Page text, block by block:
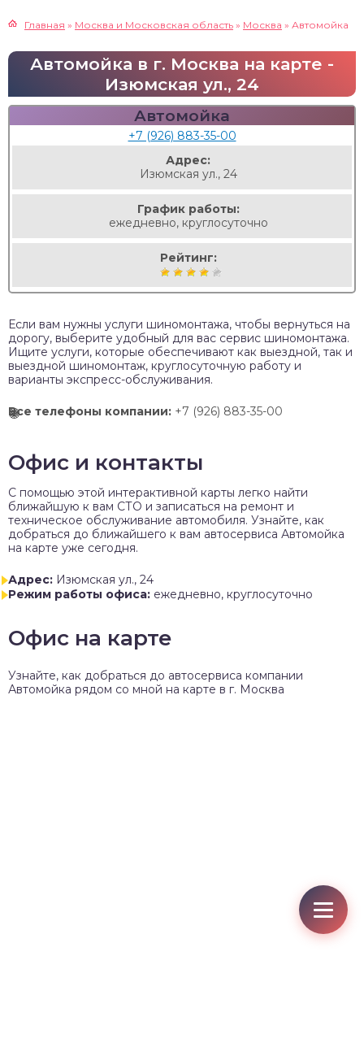
Главная » Москва и Московская область » Москва » Автомойка
Автомойка в г. Москва на карте -
Изюмская ул., 24
Автомойка
+7 (926) 883-35-00
Адрес:
Изюмская ул., 24
График работы:
ежедневно, круглосуточно
Рейтинг:
Если вам нужны услуги шиномонтажа, чтобы вернуться на
дорогу, выберите удобный для вас сервис шиномонтажа.
Ищите услуги, которые обеспечивают как выездной, так и
выездной шиномонтаж, круглосуточную работу и
варианты экспресс-обслуживания.
Все телефоны компании: +7 (926) 883-35-00
Офис и контакты
C помощью этой интерактивной карты легко найти
ближайшую к вам СТО и записаться на ремонт и
техническое обслуживание автомобиля. Узнайте, как
добраться до ближайшего к вам автосервиса Автомойка
на карте уже сегодня.
Адрес: Изюмская ул., 24
Режим работы офиса: ежедневно, круглосуточно
Офис на карте
Узнайте, как добраться до автосервиса компании
Автомойка рядом со мной на карте в г. Москва